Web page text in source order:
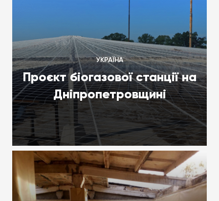
УКРАЇНА
Проєкт біогазової станції на
Дніпропетровщині